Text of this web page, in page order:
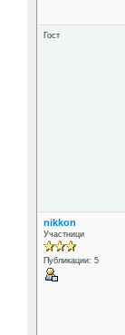
Гост
nikkon
Участници
Публикации: 5